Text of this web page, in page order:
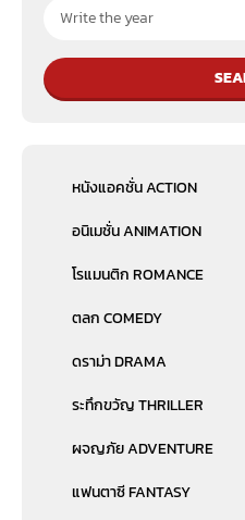
หนังแอคชั่น ACTION
อนิเมชั่น ANIMATION
โรแมนติก ROMANCE
ตลก COMEDY
ดราม่า DRAMA
ระทึกขวัญ THRILLER
ผจญภัย ADVENTURE
แฟนตาซี FANTASY